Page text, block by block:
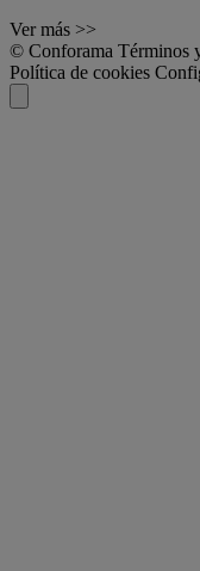
Ver más >>
© Conforama Términos
Política de cookies